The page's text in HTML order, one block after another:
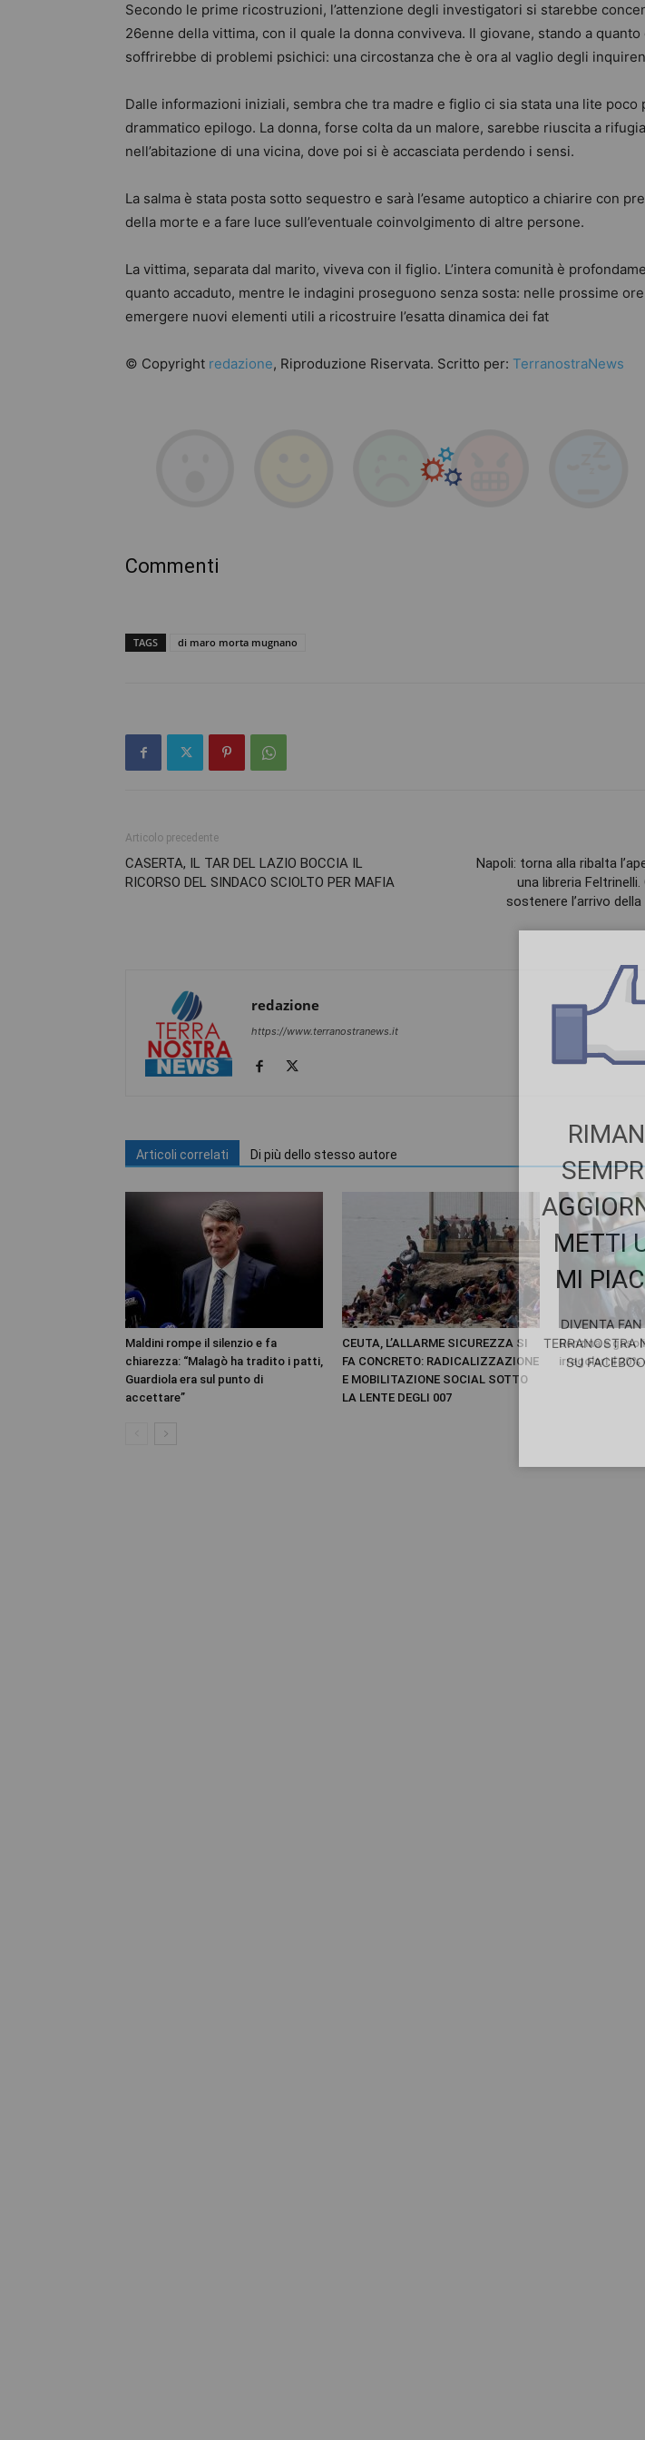
Secondo le prime ricostruzioni, l’attenzione degli investigatori si starebbe
26enne della vittima, con il quale la donna conviveva. Il giovane, stando a quanto
soffrirebbe di problemi psichici: una circostanza che è ora al vaglio degli
Dalle informazioni iniziali, sembra che tra madre e figlio ci sia stata una lite poco
drammatico epilogo. La donna, forse colta da un malore, sarebbe riuscita a
nell’abitazione di una vicina, dove poi si è accasciata perdendo i sensi.
La salma è stata posta sotto sequestro e sarà l’esame autoptico a chiarire con
della morte e a fare luce sull’eventuale coinvolgimento di altre persone.
La vittima, separata dal marito, viveva con il figlio. L’intera comunità è
quanto accaduto, mentre le indagini proseguono senza sosta: nelle prossime
emergere nuovi elementi utili a ricostruire l’esatta dinamica dei fat
© Copyright redazione, Riproduzione Riservata. Scritto per: TerranostraNews
Commenti
TAGS di maro morta mugnano
Articolo precedente
CASERTA, IL TAR DEL LAZIO BOCCIA IL
RICORSO DEL SINDACO SCIOLTO PER MAFIA
Napoli: torna alla ribalta
una libreria
sostenere l’arrivo
redazione
https://www.terranostranews.it
Articoli correlati Di più dello stesso autore
Maldini rompe il silenzio e fa
chiarezza: “Malagò ha tradito i patti,
Guardiola era sul punto di
accettare”
CEUTA, L’ALLARME SICUREZZA SI
FA CONCRETO: RADICALIZZAZIONE
E MOBILITAZIONE SOCIAL SOTTO
LA LENTE DEGLI 007
Benzina e
irregolari il
METTI
MI
DIVENTA FAN
TERRANOSTRA
SU